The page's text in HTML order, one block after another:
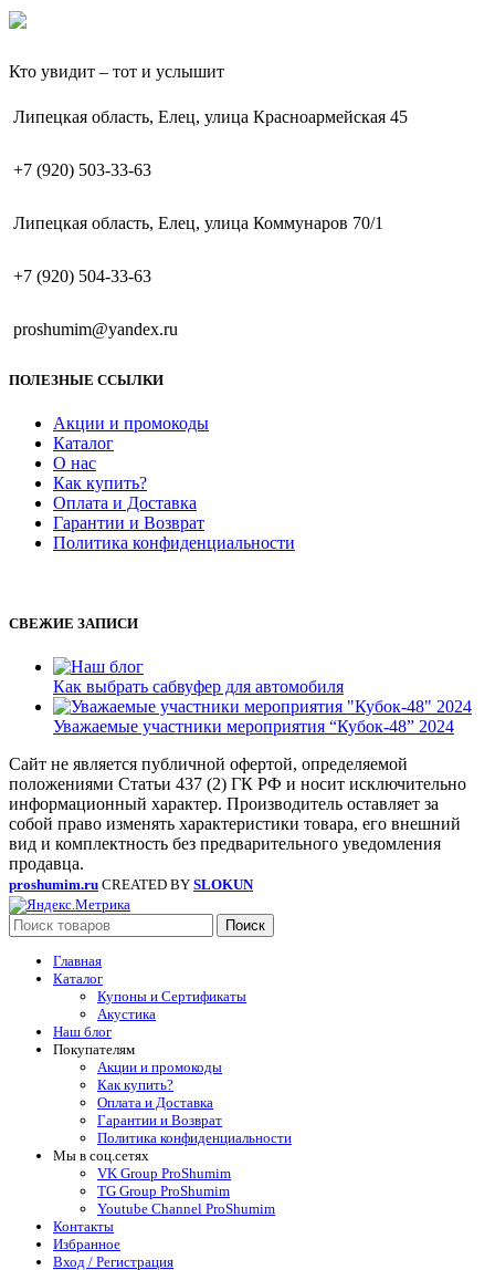
Кто увидит – тот и услышит
Липецкая область, Елец, улица Красноармейская 45
+7 (920) 503-33-63
Липецкая область, Елец, улица Коммунаров 70/1
+7 (920) 504-33-63
proshumim@yandex.ru
ПОЛЕЗНЫЕ ССЫЛКИ
Акции и промокоды
Каталог
О нас
Как купить?
Оплата и Доставка
Гарантии и Возврат
Политика конфиденциальности
СВЕЖИЕ ЗАПИСИ
Как выбрать сабвуфер для автомобиля
Уважаемые участники мероприятия “Кубок-48” 2024
Сайт не является публичной офертой, определяемой
положениями Статьи 437 (2) ГК РФ и носит исключительно
информационный характер. Производитель оставляет за
собой право изменять характеристики товара, его внешний
вид и комплектность без предварительного уведомления
продавца.
proshumim.ru CREATED BY SLOKUN
Поиск
Главная
Каталог
Купоны и Сертификаты
Акустика
Наш блог
Покупателям
Акции и промокоды
Как купить?
Оплата и Доставка
Гарантии и Возврат
Политика конфиденциальности
Мы в соц.сетях
VK Group ProShumim
TG Group ProShumim
Youtube Channel ProShumim
Контакты
Избранное
Вход / Регистрация